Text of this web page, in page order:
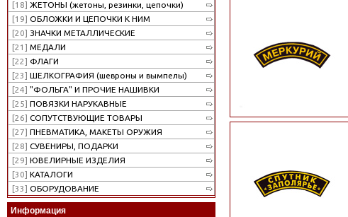
[18] ЖЕТОНЫ (жетоны, резинки, цепочки)
[19] ОБЛОЖКИ И ЦЕПОЧКИ К НИМ
[20] ЗНАЧКИ МЕТАЛЛИЧЕСКИЕ
[21] МЕДАЛИ
[22] ФЛАГИ
[23] ШЕЛКОГРАФИЯ (шевроны и вымпелы)
[24] "ФОЛЬГА" И ПРОЧИЕ НАШИВКИ
[25] ПОВЯЗКИ НАРУКАВНЫЕ
[26] СОПУТСТВУЮЩИЕ ТОВАРЫ
[27] ПНЕВМАТИКА, МАКЕТЫ ОРУЖИЯ
[28] СУВЕНИРЫ, ПОДАРКИ
[29] ЮВЕЛИРНЫЕ ИЗДЕЛИЯ
[30] КАТАЛОГИ
[33] ОБОРУДОВАНИЕ
Информация